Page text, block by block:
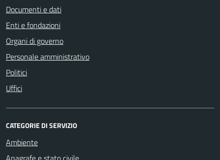
Documenti e dati
Enti e fondazioni
Organi di governo
Personale amministrativo
Politici
Uffici
CATEGORIE DI SERVIZIO
Ambiente